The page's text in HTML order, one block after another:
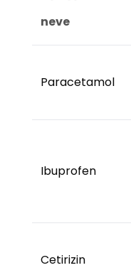
neve
Paracetamol
Ibuprofen
Cetirizin